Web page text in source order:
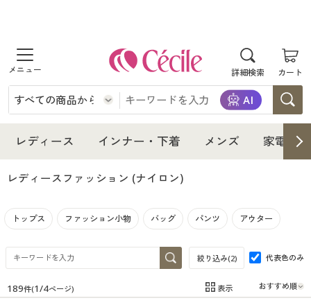
詳細検索 カート
商品を探す
レディース
レディースファッション
女性下着
インナー・下着
インナー・下着通販すべて
女性下着
メンズ下着
ジュニア・ティーンズ下着
メンズ
メンズ通販すべて
メンズファッション
メンズ下着
家電・雑貨
家電・雑貨すべて
家電
寝具・インテリア・家具
寝具・インテリア・家具通販すべて
美容・健康
レディース インナー・下着 メンズ 家電・
レディースファッション (ナイロン)
トップス ファッション小物 バッグ パンツ アウター
絞り込み(2) 代表色のみ
在庫 在庫のある商品のみ表示
189件(1/4ページ) 表示